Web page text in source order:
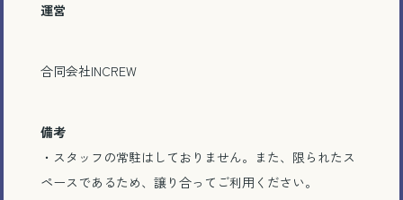
運営
合同会社INCREW
備考
・スタッフの常駐はしておりません。また、限られたス
ペースであるため、譲り合ってご利用ください。